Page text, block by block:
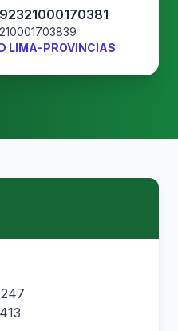
LIMA-PROVINCIAS